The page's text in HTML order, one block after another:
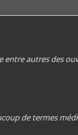
autres des
de termes